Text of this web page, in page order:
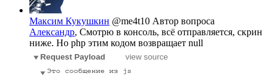
Максим Кукушкин @me4t10 Автор вопроса
Александр, Смотрю в консоль, всё отправляется, скрин
ниже. Но php этим кодом возвращает null